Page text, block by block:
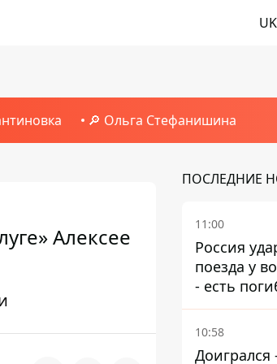
UK
🔎 Ольга Стефанишина
Алексее
ПОСЛЕДНИЕ
11:00
Россия
поезда у
- есть
10:58
Доигрался